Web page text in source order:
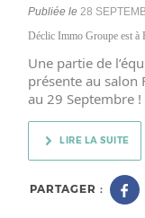
Publiée le28
Déclic Immo Groupe est à
Une partie de
présente au salon
au 29 Septembre !
LIRE LA SUITE
PARTAGER :